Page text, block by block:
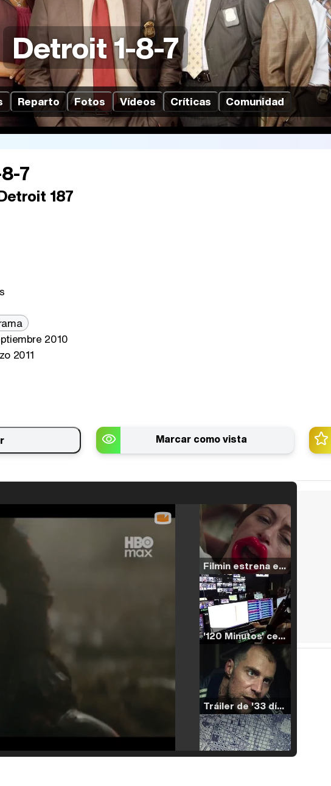
Detroit 1-8-7
Reparto Fotos Vídeos Críticas Comunidad
7
187
2010
2011
Marcar como vista
Filmin estrena el tráiler de 'Millennial Mal', su nueva comedia universitaria de la mano de Lorena Iglesias
'120 Minutos' celebra sus 2.000 programas en Telemadrid con un vídeo del día a día en la redacción
Tráiler de '33 días', la nueva serie de Atresplayer con Julián Villagrán y José Manuel Poga